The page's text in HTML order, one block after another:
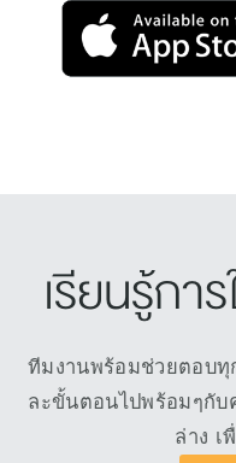
เรียนรู้กา
ทีมงานพร้อมช่วยตอบทุ
ละขั้นตอนไปพร้อมๆกั
ล่าง เ